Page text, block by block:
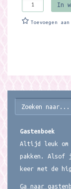
In
Toevoegen
Gastenboek
Altijd leuk
pakken. Alsof
keer met de
Ga naar